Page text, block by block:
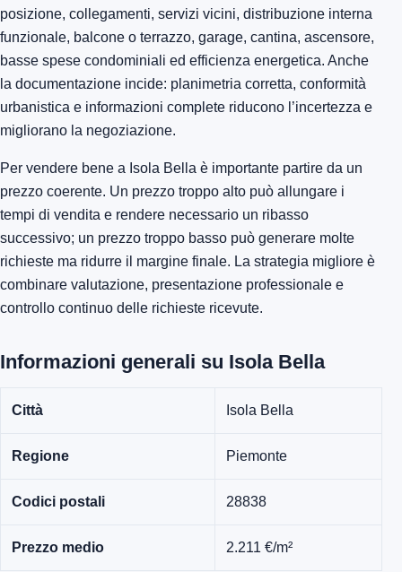
posizione, collegamenti, servizi vicini, distribuzione interna
funzionale, balcone o terrazzo, garage, cantina, ascensore,
basse spese condominiali ed efficienza energetica. Anche
la documentazione incide: planimetria corretta, conformità
urbanistica e informazioni complete riducono l’incertezza e
migliorano la negoziazione.
Per vendere bene a Isola Bella è importante partire da un
prezzo coerente. Un prezzo troppo alto può allungare i
tempi di vendita e rendere necessario un ribasso
successivo; un prezzo troppo basso può generare molte
richieste ma ridurre il margine finale. La strategia migliore è
combinare valutazione, presentazione professionale e
controllo continuo delle richieste ricevute.
Informazioni generali su Isola Bella
Città Isola Bella
Regione Piemonte
Codici postali 28838
Prezzo medio 2.211 €/m²